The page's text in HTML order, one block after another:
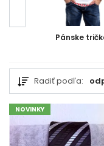
Pánske
Radiť podľa:
NOVINKY